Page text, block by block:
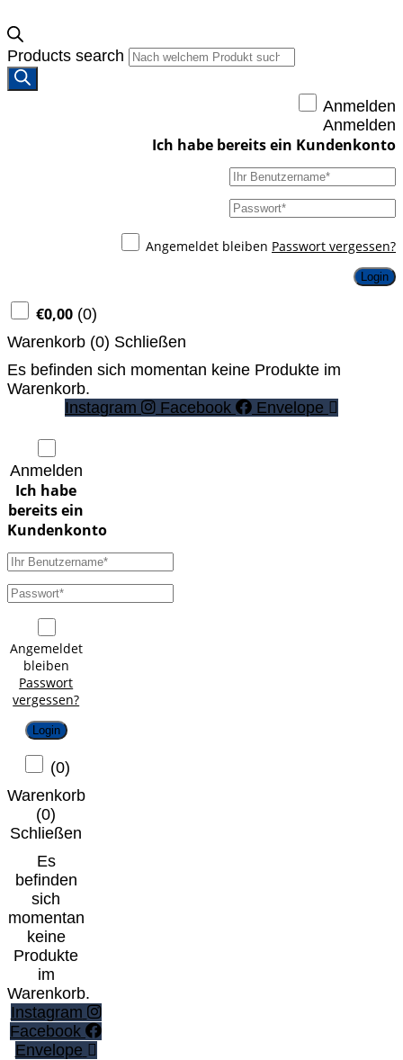
Products search
Anmelden
Anmelden
Angemeldet bleiben Passwort vergessen?
Login
€0,00 (0)
Warenkorb (0) Schließen
Es befinden sich momentan keine Produkte im
Warenkorb.
Instagram
Facebook Envelope
Anmelden
Angemeldet
bleiben
Passwort
vergessen?
Login
(0)
Warenkorb
(0)
Schließen
Es
befinden
sich
momentan
keine
Produkte
im
Warenkorb.
Instagram
Facebook
Envelope